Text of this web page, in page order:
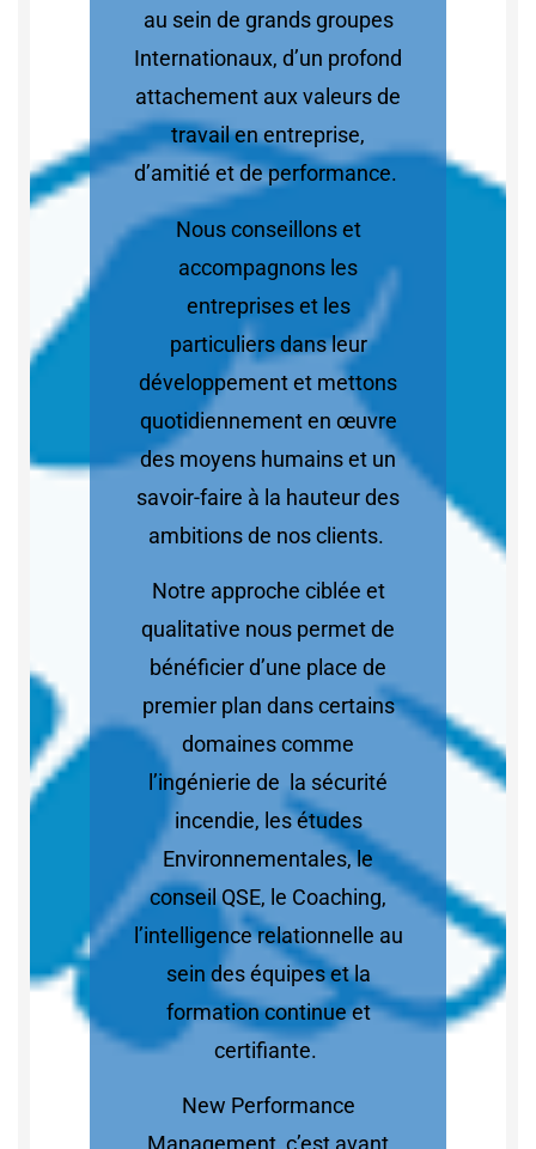
au sein de grands groupes
Internationaux, d’un profond
attachement aux valeurs de
travail en entreprise,
d’amitié et de performance.
Nous conseillons et
accompagnons les
entreprises et les
particuliers dans leur
développement et mettons
quotidiennement en œuvre
des moyens humains et un
savoir-faire à la hauteur des
ambitions de nos clients.
Notre approche ciblée et
qualitative nous permet de
bénéficier d’une place de
premier plan dans certains
domaines comme
l’ingénierie de la sécurité
incendie, les études
Environnementales, le
conseil QSE, le Coaching,
l’intelligence relationnelle au
sein des équipes et la
formation continue et
certifiante.
New Performance